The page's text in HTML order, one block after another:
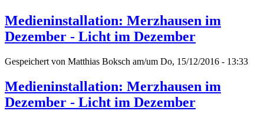
Medieninstallation: Merzhausen im
Dezember - Licht im Dezember
Gespeichert von Matthias Boksch am/um Do, 15/12/2016 - 13:33
Medieninstallation: Merzhausen im
Dezember - Licht im Dezember